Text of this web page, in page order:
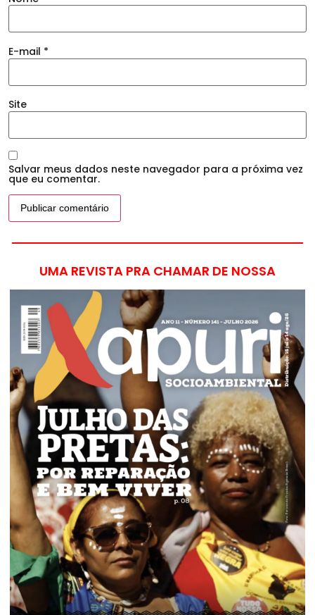
E-mail *
Site
Salvar meus dados neste navegador para a próxima vez
que eu comentar.
UMA REVISTA PRA CHAMAR DE NOSSA